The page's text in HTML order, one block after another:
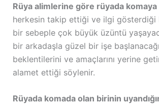
Rüya alimlerine göre rüyada
herkesin takip ettiği ve ilgi gösterdiği
bir sebeple çok büyük üzüntü
bir arkadaşla güzel bir işe
beklentilerini ve amaçlarını yerine
alamet ettiği söylenir.
Rüyada komada olan birinin